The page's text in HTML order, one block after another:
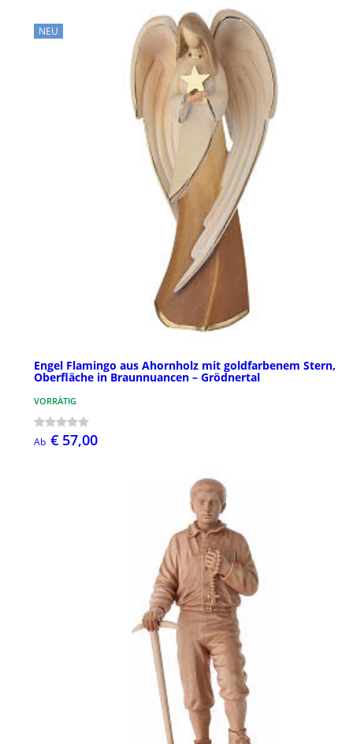
NEU
Engel Flamingo aus Ahornholz mit goldfarbenem Stern,
Oberfläche in Braunnuancen – Grödnertal
VORRÄTIG
Ab € 57,00